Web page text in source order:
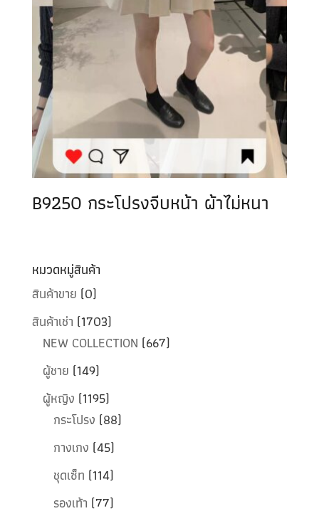
B9250 กระโปรงจีบหน้า ผ้าไม่หนา
หมวดหมู่สินค้า
สินค้าขาย (0)
สินค้าเช่า (1703)
NEW COLLECTION (667)
ผู้ชาย (149)
ผู้หญิง (1195)
กระโปรง (88)
กางเกง (45)
ชุดเซ็ท (114)
รองเท้า (77)